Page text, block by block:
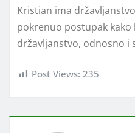
Kristian ima
pokrenuo postupak
državljanstvo, odnosno i
Post Views: 235